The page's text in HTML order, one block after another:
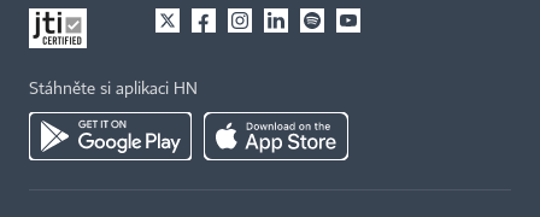
Stáhněte si aplikaci HN